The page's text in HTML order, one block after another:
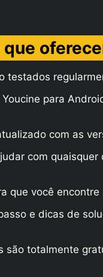
que
testados
para
com as
com
que você
e dicas de
totalmente